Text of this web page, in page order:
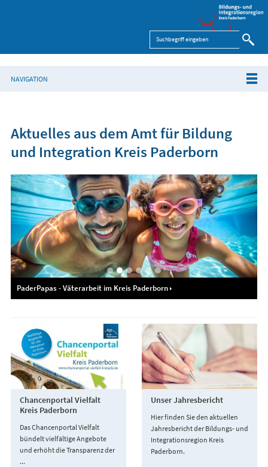
NAVIGATION
Aktuelles aus dem Amt für Bildung
und Integration Kreis Paderborn
PaderPapas - Väterarbeit im Kreis Paderborn
Chancenportal Vielfalt
Kreis Paderborn
Das Chancenportal Vielfalt
bündelt vielfältige Angebote
und erhöht die Transparenz der
...
Unser Jahresbericht
Hier finden Sie den aktuellen
Jahresbericht der Bildungs- und
Integrationsregion Kreis
Paderborn.